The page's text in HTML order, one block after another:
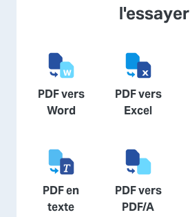
l'essayer
PDF vers
Word
PDF vers
Excel
PDF en
texte
PDF vers
PDF/A